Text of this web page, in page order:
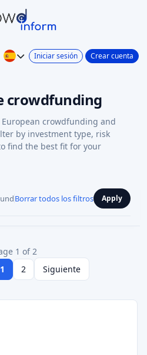
Iniciar sesión Crear cuenta
crowdfunding
crowdfunding and
by investment type, risk
find the best fit for your
Borrar todos los filtros Apply
1 of 2
1 2 Siguiente